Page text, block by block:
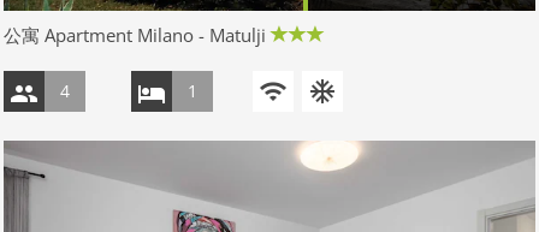
公寓 Apartment Milano - Matulji
4 1